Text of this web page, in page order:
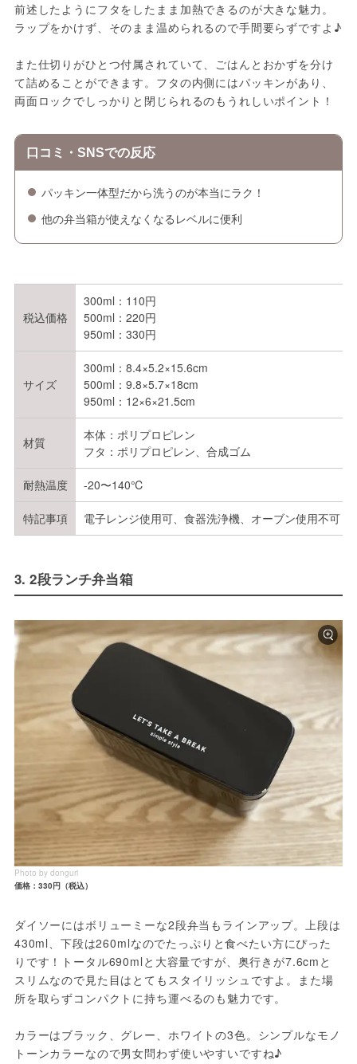
前述したようにフタをしたまま加熱できるのが大きな魅力。
ラップをかけず、そのまま温められるので手間要らずですよ♪
また仕切りがひとつ付属されていて、ごはんとおかずを分け
て詰めることができます。フタの内側にはパッキンがあり、
両面ロックでしっかりと閉じられるのもうれしいポイント！
口コミ・SNSでの反応
パッキン一体型だから洗うのが本当にラク！
他の弁当箱が使えなくなるレベルに便利
税込価格
300ml：110円
500ml：220円
950ml：330円
サイズ
300ml：8.4×5.2×15.6cm
500ml：9.8×5.7×18cm
950ml：12×6×21.5cm
材質
本体：ポリプロピレン
フタ：ポリプロピレン、合成ゴム
耐熱温度 -20〜140℃
特記事項 電子レンジ使用可、食器洗浄機、オーブン使用不可
3. 2段ランチ弁当箱
Photo by donguri
価格：330円（税込）
ダイソーにはボリューミーな2段弁当もラインアップ。上段は
430ml、下段は260mlなのでたっぷりと食べたい方にぴった
りです！トータル690mlと大容量ですが、奥行きが7.6cmと
スリムなので見た目はとてもスタイリッシュですよ。また場
所を取らずコンパクトに持ち運べるのも魅力です。
カラーはブラック、グレー、ホワイトの3色。シンプルなモノ
トーンカラーなので男女問わず使いやすいですね♪